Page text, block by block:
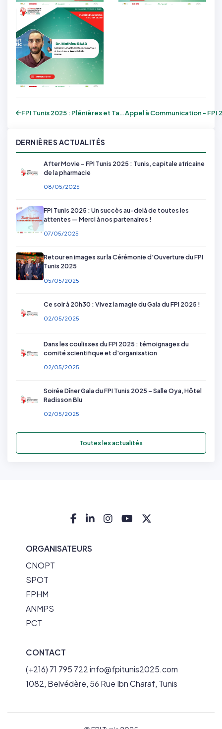
FPI Tunis 2025 : Plénières et Tables Ron...
DERNIÈRES ACTUALITÉS
After Movie – FPI Tunis 2025 : Tunis, capitale africaine
de la pharmacie
08/05/2025
FPI Tunis 2025 : Un succès au-delà de toutes les
attentes — Merci à nos partenaires !
07/05/2025
Retour en images sur la Cérémonie d'Ouverture du FPI
Tunis 2025
05/05/2025
Ce soir à 20h30 : Vivez la magie du Gala du FPI 2025 !
02/05/2025
Dans les coulisses du FPI 2025 : témoignages du
comité scientifique et d'organisation
02/05/2025
Soirée Dîner Gala du FPI Tunis 2025 – Salle Oya, Hôtel
Radisson Blu
02/05/2025
Toutes les actualités
ORGANISATEURS
CNOPT
SPOT
FPHM
ANMPS
PCT
CONTACT
(+216) 71 795 722 info@fpitunis2025.com
1082, Belvédère, 56 Rue Ibn Charaf, Tunis